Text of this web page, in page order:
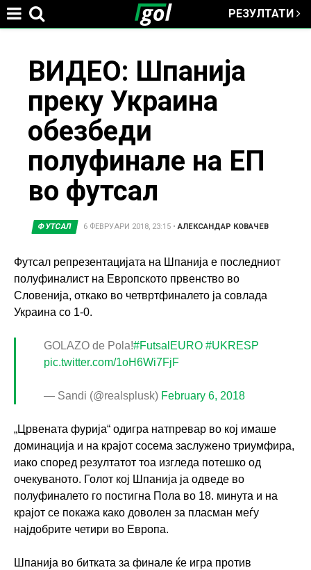
РЕЗУЛТАТИ
here
ВИДЕО: Шпанија
преку Украина
обезбеди
полуфинале на ЕП
во футсал
ФУТСАЛ 6 ФЕВРУАРИ 2018, 23:15•АЛЕКСАНДАР КОВАЧЕВ
Футсал репрезентацијата на Шпанија е последниот
полуфиналист на Европското првенство во
Словенија, откако во четвртфиналето ја совлада
Украина со 1-0.
GOLAZO de Pola!#FutsalEURO #UKRESP
pic.twitter.com/1oH6Wi7FjF
— Sandi (@realsplusk) February 6, 2018
„Црвената фурија“ одигра натпрeвар во кој имаше
доминација и на крајот сосема заслужено триумфира,
иако според резултатот тоа изгледа потешко од
очекуваното. Голот кој Шпанија ја одведе во
полуфиналето го постигна Пола во 18. минута и на
крајот се покажа како доволен за пласман меѓу
најдобрите четири во Европа.
Шпанија во битката за финале ќе игра против